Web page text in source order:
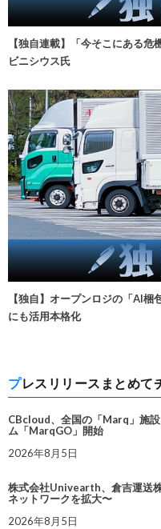
【独自連載】「今そこにある
ビニシウス氏
【独自】オープンロジの「AI
にも活用本格化
プレスリリースまとめて
CBcloud、全国の「Marq」施
ム「MarqGO」開始
2026年8月5日
株式会社Univearth、倉吉運送
ネットワークを拡大〜
2026年8月5日